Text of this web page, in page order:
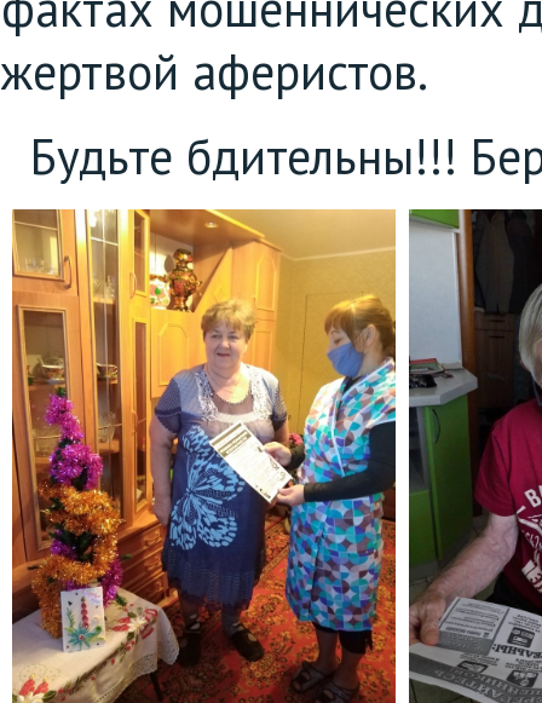
жертвой аферистов.
Будьте бдительны!!!